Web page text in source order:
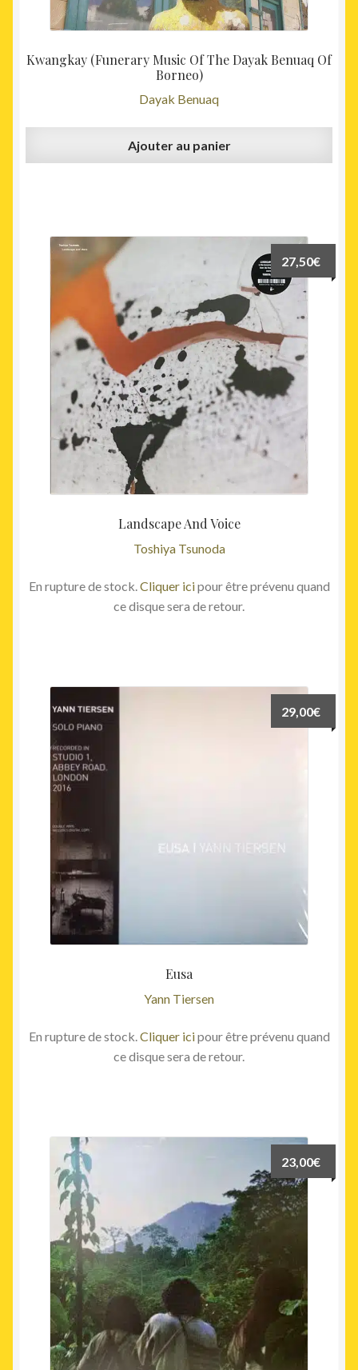
Kwangkay (Funerary Music Of The Dayak Benuaq Of
Borneo)
Dayak Benuaq
Ajouter au panier
Landscape And Voice
Toshiya Tsunoda
27,50€
En rupture de stock.Cliquer icipour être prévenu quand
ce disque sera de retour.
Eusa
Yann Tiersen
29,00€
En rupture de stock.Cliquer icipour être prévenu quand
ce disque sera de retour.
23,00€